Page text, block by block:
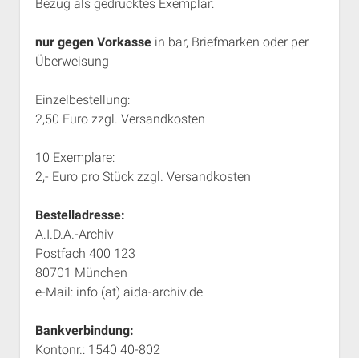
Bezug als gedrucktes Exemplar:
nur gegen Vorkassein bar, Briefmarken oder per
Überweisung
Einzelbestellung:
2,50 Euro zzgl. Versandkosten
10 Exemplare:
2,- Euro pro Stück zzgl. Versandkosten
Bestelladresse:
A.I.D.A.-Archiv
Postfach 400 123
80701 München
e-Mail: info (at) aida-archiv.de
Bankverbindung:
Kontonr.: 1540 40-802